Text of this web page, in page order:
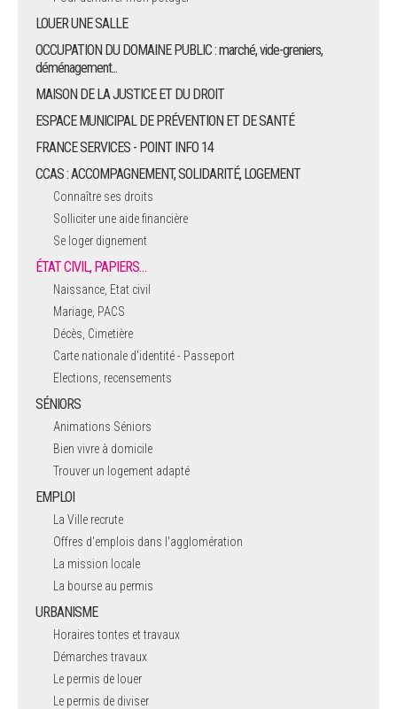
LOUER UNE SALLE
OCCUPATION DU DOMAINE PUBLIC : marché, vide-greniers,
déménagement...
MAISON DE LA JUSTICE ET DU DROIT
ESPACE MUNICIPAL DE PRÉVENTION ET DE SANTÉ
FRANCE SERVICES - POINT INFO 14
CCAS : ACCOMPAGNEMENT, SOLIDARITÉ, LOGEMENT
Connaître ses droits
Solliciter une aide financière
Se loger dignement
ÉTAT CIVIL, PAPIERS…
Naissance, Etat civil
Mariage, PACS
Décès, Cimetière
Carte nationale d'identité - Passeport
Elections, recensements
SÉNIORS
Animations Séniors
Bien vivre à domicile
Trouver un logement adapté
EMPLOI
La Ville recrute
Offres d'emplois dans l'agglomération
La mission locale
La bourse au permis
URBANISME
Horaires tontes et travaux
Démarches travaux
Le permis de louer
Le permis de diviser